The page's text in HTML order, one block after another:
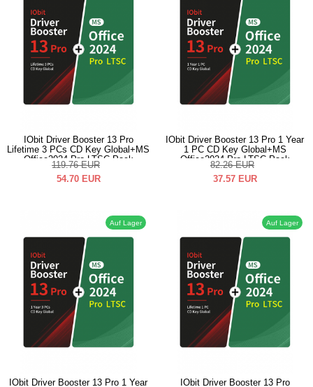
IObit Driver Booster 13 Pro
Lifetime 3 PCs CD Key Global+MS
Office2024 Pro LTSC Pack
119.76 EUR
54.70 EUR
IObit Driver Booster 13 Pro 1 Year
1 PC CD Key Global+MS
Office2024 Pro LTSC Pack
82.26 EUR
37.57 EUR
Auf Lager
IObit Driver Booster 13 Pro 1 Year
Auf Lager
IObit Driver Booster 13 Pro